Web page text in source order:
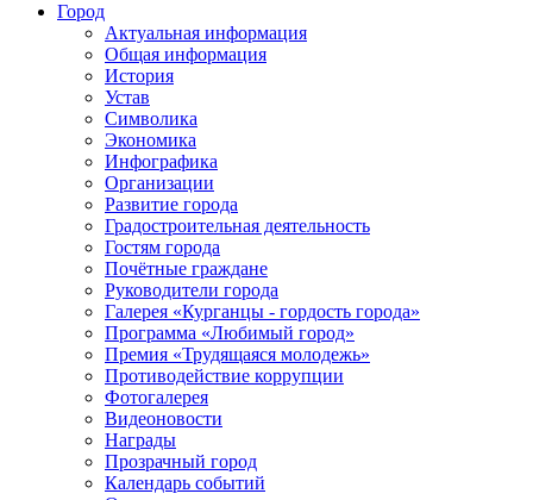
Город
Актуальная информация
Общая информация
История
Устав
Символика
Экономика
Инфографика
Организации
Развитие города
Градостроительная деятельность
Гостям города
Почётные граждане
Руководители города
Галерея «Курганцы - гордость города»
Программа «Любимый город»
Премия «Трудящаяся молодежь»
Противодействие коррупции
Фотогалерея
Видеоновости
Награды
Прозрачный город
Календарь событий